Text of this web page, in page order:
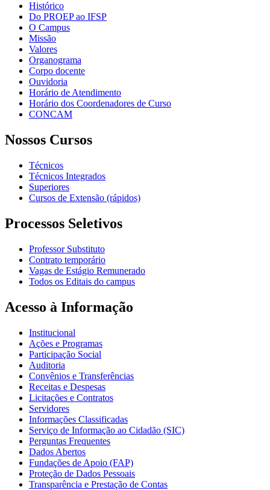
Histórico
Do PROEP ao IFSP
O Campus
Missão
Valores
Organograma
Corpo docente
Ouvidoria
Horário de Atendimento
Horário dos Coordenadores de Curso
CONCAM
Nossos Cursos
Técnicos
Técnicos Integrados
Superiores
Cursos de Extensão (rápidos)
Processos Seletivos
Professor Substituto
Contrato temporário
Vagas de Estágio Remunerado
Todos os Editais do campus
Acesso à Informação
Institucional
Ações e Programas
Participação Social
Auditoria
Convênios e Transferências
Receitas e Despesas
Licitações e Contratos
Servidores
Informações Classificadas
Serviço de Informação ao Cidadão (SIC)
Perguntas Frequentes
Dados Abertos
Fundações de Apoio (FAP)
Proteção de Dados Pessoais
Transparência e Prestação de Contas